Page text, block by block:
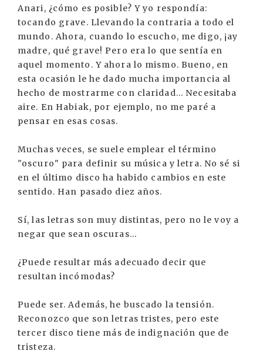
Anari, ¿cómo es posible? Y yo respondía:
tocando grave. Llevando la contraria a todo el
mundo. Ahora, cuando lo escucho, me digo, ¡ay
madre, qué grave! Pero era lo que sentía en
aquel momento. Y ahora lo mismo. Bueno, en
esta ocasión le he dado mucha importancia al
hecho de mostrarme con claridad... Necesitaba
aire. En Habiak, por ejemplo, no me paré a
pensar en esas cosas.
Muchas veces, se suele emplear el término
"oscuro" para definir su música y letra. No sé si
en el último disco ha habido cambios en este
sentido. Han pasado diez años.
Sí, las letras son muy distintas, pero no le voy a
negar que sean oscuras...
¿Puede resultar más adecuado decir que
resultan incómodas?
Puede ser. Además, he buscado la tensión.
Reconozco que son letras tristes, pero este
tercer disco tiene más de indignación que de
tristeza.